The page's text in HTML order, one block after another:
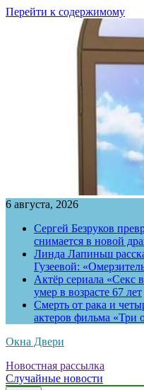
Перейти к содержимому
6 августа, 2026
Сергей Безруков
снимается в новой
Линда Лапиньш
Гузеевой:
Актёр сериала «Секс
умер в возрасте 67 лет
Смерть от рака и
актеров фильма «Три
Окна Двери
Новостная рассылка
Случайные новости